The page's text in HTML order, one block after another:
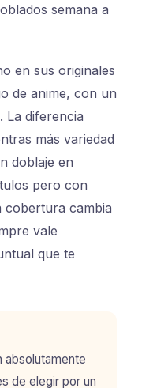
semana a
en sus originales
de anime, con un
La diferencia
más variedad
doblaje en
pero con
cobertura cambia
vale
que te
absolutamente
de elegir por un